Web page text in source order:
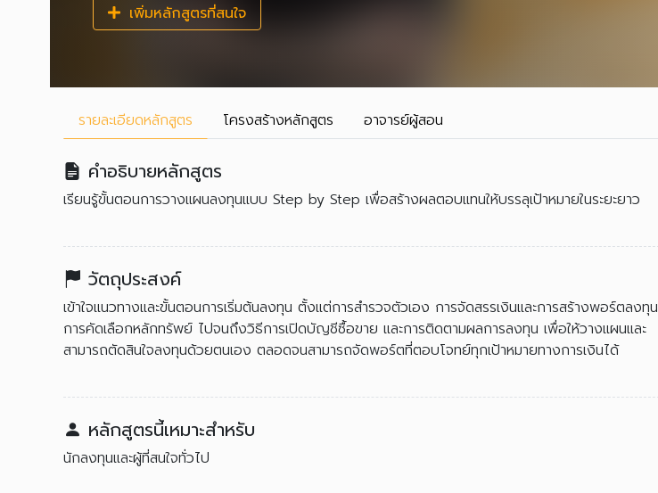
เพิ่มหลักสูตรที่สนใจ
รายละเอียดหลักสูตร โครงสร้างหลักสูตร อาจารย์ผู้สอน
คำอธิบายหลักสูตร
เรียนรู้ขั้นตอนการวางแผนลงทุนแบบ Step by Step เพื่อสร้างผลตอบแทนให้บรรลุเป้าหมายในระยะยาว
วัตถุประสงค์
เข้าใจแนวทางและขั้นตอนการเริ่มต้นลงทุน ตั้งแต่การสำรวจตัวเอง การจัดสรรเงินและการสร้างพอร์ตลงทุน
การคัดเลือกหลักทรัพย์ ไปจนถึงวิธีการเปิดบัญชีซื้อขาย และการติดตามผลการลงทุน เพื่อให้วางแผนและ
สามารถตัดสินใจลงทุนด้วยตนเอง ตลอดจนสามารถจัดพอร์ตที่ตอบโจทย์ทุกเป้าหมายทางการเงินได้
หลักสูตรนี้เหมาะสำหรับ
นักลงทุนและผู้ที่สนใจทั่วไป